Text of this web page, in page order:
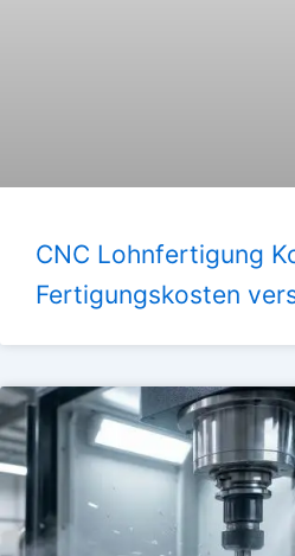
CNC Lohnfertigung
Fertigungskosten